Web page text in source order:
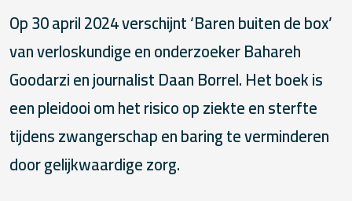
Op 30 april 2024 verschijnt ‘Baren buiten de box’
van verloskundige en onderzoeker Bahareh
Goodarzi en journalist Daan Borrel. Het boek is
een pleidooi om het risico op ziekte en sterfte
tijdens zwangerschap en baring te verminderen
door gelijkwaardige zorg.